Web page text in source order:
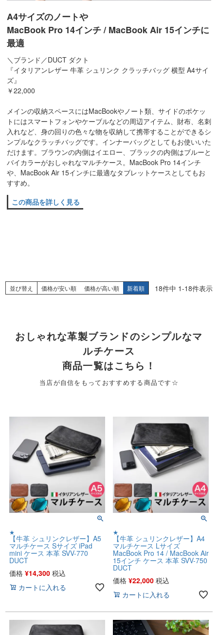
A4サイズのノートや
MacBook Pro 14インチ / MacBook Air 15インチに
最適
＼ブランド／DUCT ダクト
『イタリアンレザー 牛革 シュリンク クラッチバッグ 横型 A4サイ
ズ』
￥22,000
メインの収納スペースにはMacBookやノート類、サイドのポケッ
トにはスマートフォンやケーブルなどの周辺アイテム、財布、名刺
入れなど、身の回りの色々な物を収納して携帯することができるシ
ンプルなクラッチバッグです。インナーバッグとしてもお使いいた
だけます。ブラウンの内側はイエロー、ブラックの内側はブルーと
バイカラーがおしゃれなマルチケース。MacBook Pro 14インチ
や、MacBook Air 15インチに最適なタブレットケースとしてもお
すすめ。
この商品を詳しく見る
並び替え 価格が安い順 価格が高い順 新着順 18件中 1-18件表示
おしゃれな革製ブランドのシンプルなマ
ルチケース
商品一覧はこちら！
当店が自信をもっておすすめする商品です☆
★
【牛革 シュリンクレザー】A5
マルチケース Sサイズ iPad
mini ケース 本革 SVV-770
DUCT
価格 ¥14,300 税込
カートに入れる
★
【牛革 シュリンクレザー】A4
マルチケース Lサイズ
MacBook Pro 14 / MacBook Air
15インチ ケース 本革 SVV-750
DUCT
価格 ¥22,000 税込
カートに入れる